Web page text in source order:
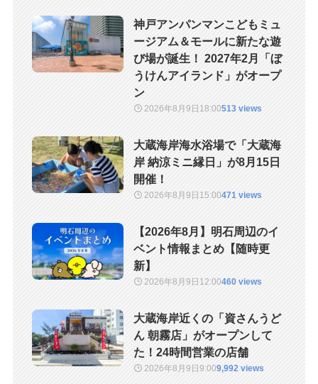
神戸アンパンマンこどもミュ
ージアム＆モールに新たな遊
び場が誕生！ 2027年2月「ぼ
うけんアイランド」がオープ
ン
2026年8月9日 18:00513 views
大蔵海岸海水浴場で「大蔵海
岸 納涼ミニ縁日」が8月15日
開催！
2026年8月9日 15:00471 views
【2026年8月】明石周辺のイ
ベント情報まとめ【随時更
新】
2026年8月9日 12:00460 views
大蔵海岸近くの「資さんうど
ん 朝霧店」がオープンして
た！24時間営業の店舗
2026年8月9日9:009,992 views